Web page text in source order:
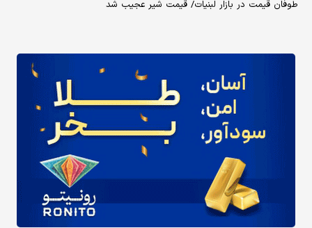
طوفان قیمت در بازار لبنیات/ قیمت شیر عجیب شد